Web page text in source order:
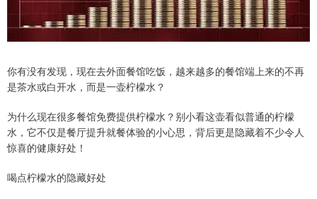
你有没有发现，现在去外面餐馆吃饭，越来越多的餐馆端上来的不再
是茶水或白开水，而是一壶柠檬水？
为什么现在很多餐馆免费提供柠檬水？别小看这壶看似普通的柠檬
水，它不仅是餐厅提升就餐体验的小心思，背后更是隐藏着不少令人
惊喜的健康好处！
喝点柠檬水的隐藏好处